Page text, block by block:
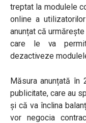
treptat la modulele
online a
anunțat că
care le va
dezactiveze
Măsura anunțată
publicitate, care au
și că va înclina
vor negocia